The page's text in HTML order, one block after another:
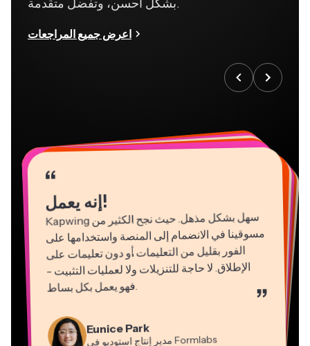
بشكل أحسن، وتفضل متقدمة.
اعرض جميع المراجعات
“
إنه يعمل!
Kapwing
سهل بشكل مذهل. حيث نجح الكثير من
مسوقينا في الانضمام إلى المنصة واستخدامها على
الفور بقليل من التعليمات أو دون تعليمات على
الإطلاق. لا حاجة للتنزيلات ولا لعمليات التثبيت -
فهو يعمل بكل بساط
. ”
Eunice Park
مدير إنتاج استوديو في Formlabs
“
“
Grant Taleck
شريك مدير في
“
Kerry-lee Farla
صانع فيديوYouTube
مدير المحتوى
“
Martin James
Heidi Rae
“
Natasha Ball
Mitch Rawlings
“
Dina Segovia
عامل مستقل افتراضي